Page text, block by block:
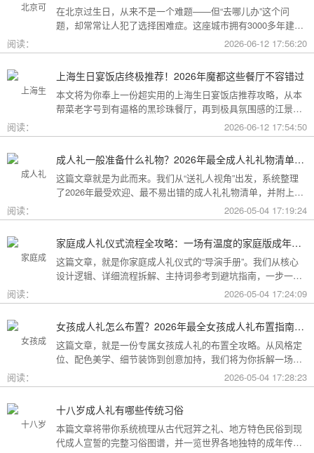
在北京过生日，从来不是一个难题——但“去哪儿办”这个问
题，却常常让人犯了选择困难症。这座城市拥有3000多年建城
史，既有恢弘大气的皇家园林、典雅别致的胡同四合院，也有
摩登时尚的CBD高空餐厅、融合传统与现代的潮人打卡地。无
友圈的派对，还是带小朋友度过一个充满童趣的生日，这篇
2026年北京生日会场地全指南都能帮你找到答案！
阅读： 2026-06-12 17:56:20
上海生日宴饭店终极推荐！2026年魔都这些餐厅不容错过
本文将为你奉上一份超实用的上海生日宴饭店推荐攻略，从本
帮菜老字号到有逼格的黑珍珠餐厅，再到极具氛围感的江景私
房餐厅，全方位承包你的生日派对需求，相信一定能解决你的
挑选难题！
阅读： 2026-06-12 17:54:50
成人礼一般准备什么礼物？2026年最全成人礼礼物清单：父母、长辈、朋友一篇搞定
这篇文章就是为此而来。我们从“送礼人视角”出发，系统整理
了2026年最受欢迎、最不易出错的成人礼礼物清单，并附上挑
选逻辑和避坑指南，帮你用一份恰到好处的心意，为孩子（或
朋友）的18岁写下最温暖的注脚。
阅读： 2026-05-04 17:19:24
家庭成人礼仪式流程全攻略：一场有温度的家庭版成年加冕仪式
这篇文章，就是你家庭成人礼仪式的“导演手册”。我们从核心
设计逻辑、详细流程拆解、主持词参考到避坑指南，一步一步
帮你在家里，为18岁的孩子完成一场笑泪交织、铭记终生的成
年加冕。
阅读： 2026-05-04 17:24:09
女孩成人礼怎么布置？2026年最全女孩成人礼布置指南：从梦幻公主风到酷飒个性范，打造专属她的成年盛典
这篇文章，就是一份专属女孩成人礼的布置全攻略。从风格定
位、配色美学、细节装饰到创意加持，我们将为你拆解一场值
得她铭记一生的成人礼，究竟该如何打造。
阅读： 2026-05-04 17:28:23
十八岁成人礼有哪些传统习俗
本篇文章将带你系统梳理从古代冠笄之礼、地方特色民俗到现
代成人宣誓的完整习俗图谱，并一览世界各地独特的成年传